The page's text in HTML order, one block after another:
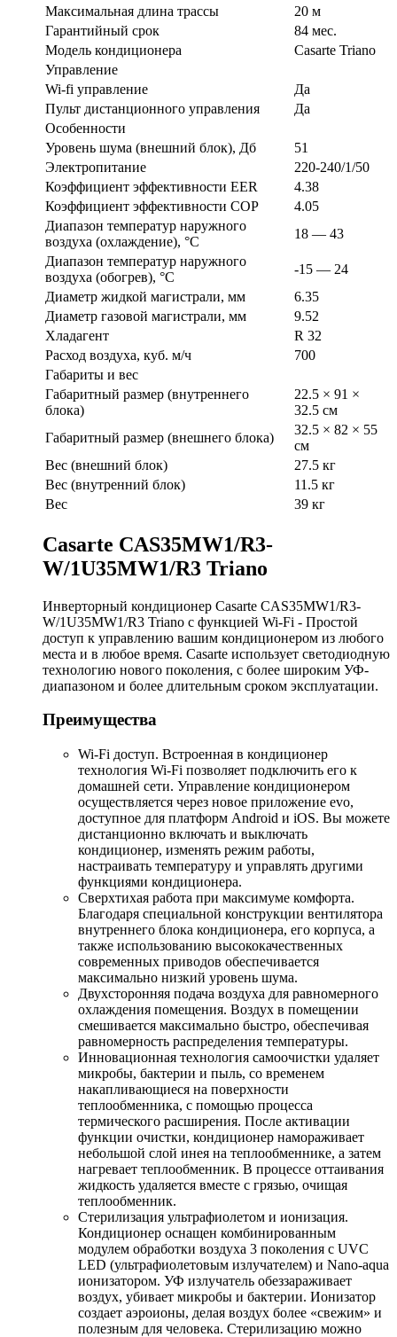
Максимальная длина трассы
20 м
Гарантийный срок
84 мес.
Модель кондиционера
Casarte Triano
Управление
Wi-fi управление
Да
Пульт дистанционного управления
Да
Особенности
Уровень шума (внешний блок), Дб
51
Электропитание
220-240/1/50
Коэффициент эффективности EER
4.38
Коэффициент эффективности COP
4.05
Диапазон температур наружного
воздуха (охлаждение), °C
18 — 43
Диапазон температур наружного
воздуха (обогрев), °C
-15 — 24
Диаметр жидкой магистрали, мм
6.35
Диаметр газовой магистрали, мм
9.52
Хладагент
R 32
Расход воздуха, куб. м/ч
700
Габариты и вес
Габаритный размер (внутреннего
блока)
22.5 × 91 ×
32.5 см
Габаритный размер (внешнего блока)
32.5 × 82 × 55
см
Вес (внешний блок)
27.5 кг
Вес (внутренний блок)
11.5 кг
Вес
39 кг
Casarte CAS35MW1/R3-
W/1U35MW1/R3 Triano
Инверторный кондиционер Casarte CAS35MW1/R3-
W/1U35MW1/R3 Triano с функцией Wi-Fi - Простой
доступ к управлению вашим кондиционером из любого
места и в любое время. Casarte использует светодиодную
технологию нового поколения, с более широким УФ-
диапазоном и более длительным сроком эксплуатации.
Преимущества
Wi-Fi доступ. Встроенная в кондиционер
технология Wi-Fi позволяет подключить его к
домашней сети. Управление кондиционером
осуществляется через новое приложение evo,
доступное для платформ Android и iOS. Вы можете
дистанционно включать и выключать
кондиционер, изменять режим работы,
настраивать температуру и управлять другими
функциями кондиционера.
Сверхтихая работа при максимуме комфорта.
Благодаря специальной конструкции вентилятора
внутреннего блока кондиционера, его корпуса, а
также использованию высококачественных
современных приводов обеспечивается
максимально низкий уровень шума.
Двухсторонняя подача воздуха для равномерного
охлаждения помещения. Воздух в помещении
смешивается максимально быстро, обеспечивая
равномерность распределения температуры.
Инновационная технология самоочистки удаляет
микробы, бактерии и пыль, со временем
накапливающиеся на поверхности
теплообменника, с помощью процесса
термического расширения. После активации
функции очистки, кондиционер намораживает
небольшой слой инея на теплообменнике, а затем
нагревает теплообменник. В процессе оттаивания
жидкость удаляется вместе с грязью, очищая
теплообменник.
Стерилизация ультрафиолетом и ионизация.
Кондиционер оснащен комбинированным
модулем обработки воздуха 3 поколения с UVC
LED (ультрафиолетовым излучателем) и Nano-aqua
ионизатором. УФ излучатель обеззараживает
воздух, убивает микробы и бактерии. Ионизатор
создает аэроионы, делая воздух более «свежим» и
полезным для человека. Стерилизацию можно